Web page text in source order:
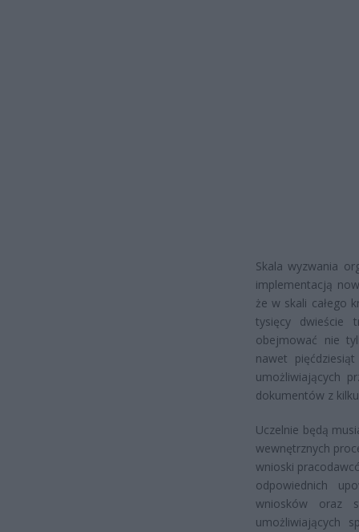
Skala wyzwania
implementacją
że w skali całego
tysięcy dwieście
obejmować nie
nawet
umożliwiających
dokumentów z
Uczelnie będą
wewnętrznych
wnioski
odpowiednich
wniosków oraz
umożliwiających